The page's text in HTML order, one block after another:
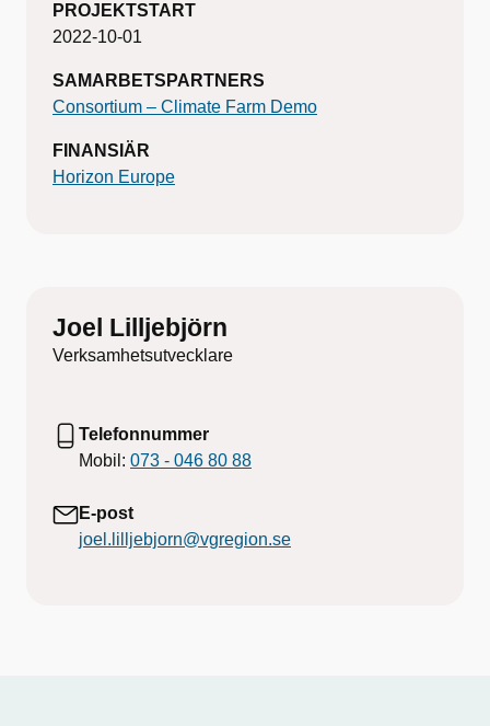
PROJEKTSTART
2022-10-01
SAMARBETSPARTNERS
Consortium – Climate Farm Demo
FINANSIÄR
Horizon Europe
Joel Lilljebjörn
Verksamhetsutvecklare
Telefonnummer
Mobil: 073 - 046 80 88
E-post
joel.lilljebjorn@vgregion.se